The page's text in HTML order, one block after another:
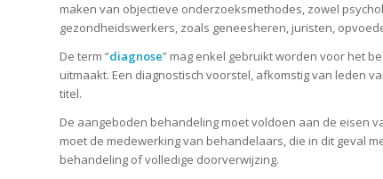
maken van objectieve onderzoeksmethodes, zowel
gezondheidswerkers, zoals geneesheren, juristen,
De term “diagnose” mag enkel gebruikt worden voor het
uitmaakt. Een diagnostisch voorstel, afkomstig van leden
titel.
De aangeboden behandeling moet voldoen aan de eisen
moet de medewerking van behandelaars, die in dit geval
behandeling of volledige doorverwijzing.